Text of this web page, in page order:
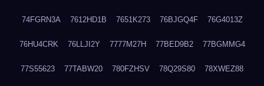
74FGRN3A 7612HD1B 7651K273 76BJGQ4F 76G4013Z
76HU4CRK 76LLJI2Y 7777M27H 77BED9B2 77BGMMG4
77S55623 77TABW20 780FZHSV 78Q29S80 78XWEZ88